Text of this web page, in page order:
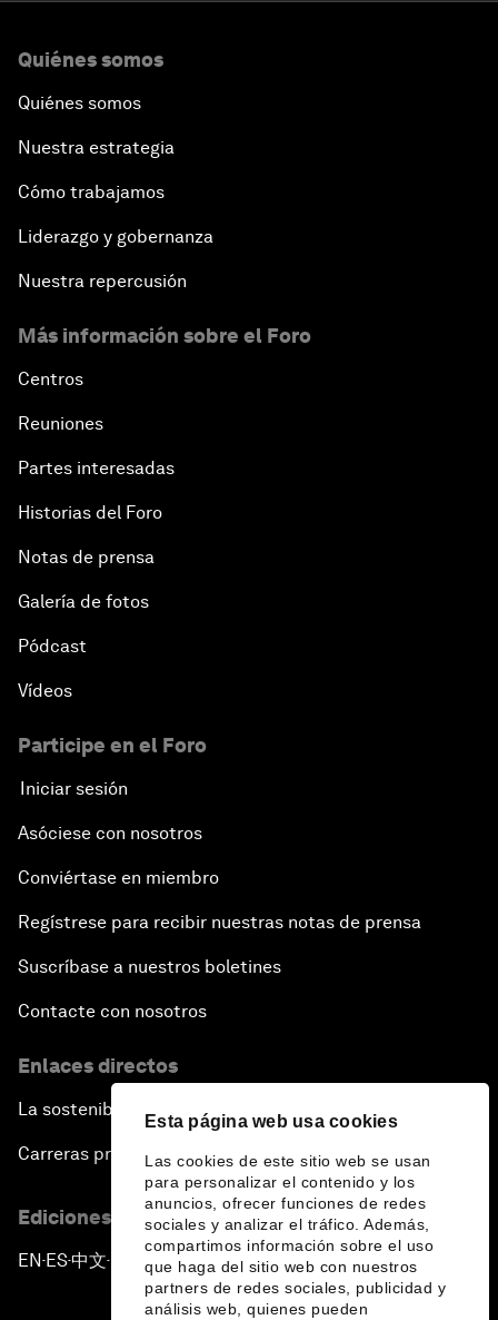
Esta página web usa cookies
Las cookies de este sitio web se usan
para personalizar el contenido y los
anuncios, ofrecer funciones de redes
sociales y analizar el tráfico. Además,
compartimos información sobre el uso
que haga del sitio web con nuestros
partners de redes sociales, publicidad y
análisis web, quienes pueden
Quiénes somos
Quiénes somos
Nuestra estrategia
Cómo trabajamos
Liderazgo y gobernanza
Nuestra repercusión
Más información sobre el Foro
Centros
Reuniones
Partes interesadas
Historias del Foro
Notas de prensa
Galería de fotos
Pódcast
Vídeos
Participe en el Foro
Iniciar sesión
Asóciese con nosotros
Conviértase en miembro
Regístrese para recibir nuestras notas de prensa
Suscríbase a nuestros boletines
Contacte con nosotros
Enlaces directos
La sostenibilidad en el Foro
Carreras profesionales
Ediciones en otros idiomas
EN ▪ES▪中文▪ 日本語